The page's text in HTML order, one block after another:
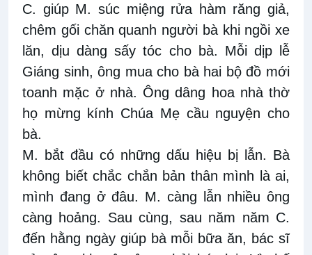
C. giúp M. súc miệng rửa hàm răng giả,
chêm gối chăn quanh người bà khi ngồi xe
lăn, dịu dàng sấy tóc cho bà. Mỗi dịp lễ
Giáng sinh, ông mua cho bà hai bộ đồ mới
toanh mặc ở nhà. Ông dâng hoa nhà thờ
họ mừng kính Chúa Mẹ cầu nguyện cho
bà.
M. bắt đầu có những dấu hiệu bị lẫn. Bà
không biết chắc chắn bản thân mình là ai,
mình đang ở đâu. M. càng lẫn nhiều ông
càng hoảng. Sau cùng, sau năm năm C.
đến hằng ngày giúp bà mỗi bữa ăn, bác sĩ